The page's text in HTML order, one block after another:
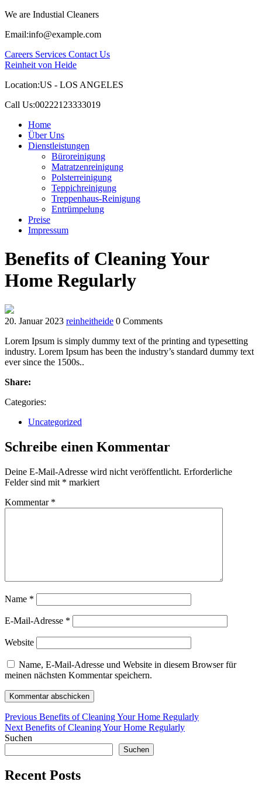
We are Industial Cleaners
Email:info@example.com
Careers Services Contact Us
Reinheit von Heide
Location:US - LOS ANGELES
Call Us:00222123333019
Home
Über Uns
Dienstleistungen
Büroreinigung
Matratzenreinigung
Polsterreinigung
Teppichreinigung
Treppenhaus-Reinigung
Entrümpelung
Preise
Impressum
Benefits of Cleaning Your
Home Regularly
20. Januar 2023 reinheitheide 0 Comments
Lorem Ipsum is simply dummy text of the printing and typesetting
industry. Lorem Ipsum has been the industry’s standard dummy text
ever since the 1500s..
Share:
Categories:
Uncategorized
Schreibe einen Kommentar
Deine E-Mail-Adresse wird nicht veröffentlicht. Erforderliche
Felder sind mit * markiert
Kommentar *
Name *
E-Mail-Adresse *
Website
Name, E-Mail-Adresse und Website in diesem Browser für
meinen nächsten Kommentar speichern.
Beitragsnavigation
Previous Previous
post:
Benefits of Cleaning Your Home Regularly
Next Next
post:
Benefits of Cleaning Your Home Regularly
Suchen
Suchen
Recent Posts